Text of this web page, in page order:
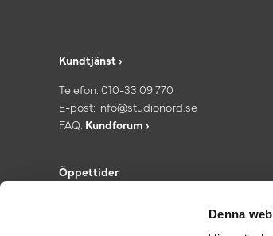
Denna
Kundtjänst ›
Telefon:010-33 09 770
E-post: info@studionord.se
FAQ: Kundforum ›
Öppettider
Showroom: Fredagar 13.00–16:30